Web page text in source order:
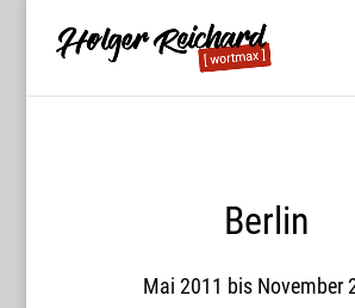
Berlin
Mai 2011 bis November